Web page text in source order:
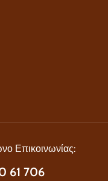
Επικοινωνίας:
61 706